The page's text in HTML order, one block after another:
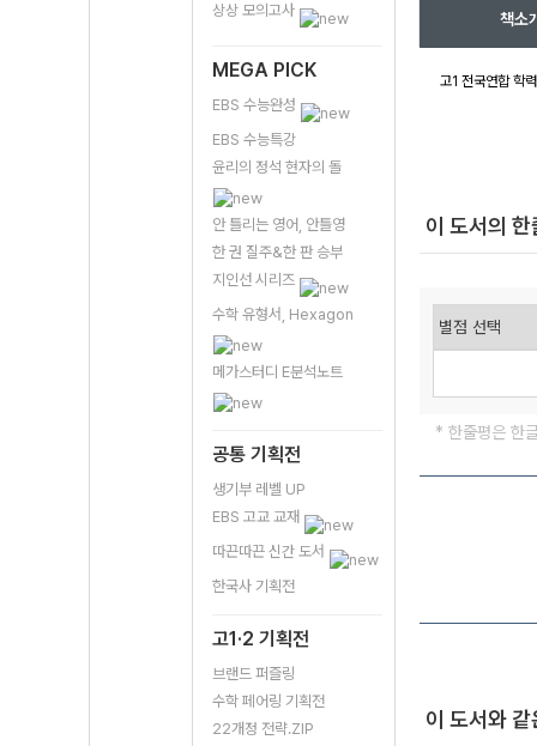
상상 모의고사
MEGA PICK
EBS 수능완성
EBS 수능특강
윤리의 정석 현자의 돌
안 틀리는 영어, 안틀영
한 권 질주&한 판 승부
지인선 시리즈
수학 유형서, Hexagon
메가스터디 E분석노트
공통 기획전
생기부 레벨 UP
EBS 고교 교재
따끈따끈 신간 도서
한국사 기획전
고1·2 기획전
브랜드 퍼즐링
수학 페어링 기획전
22개정 전략.ZIP
책소
고1 전국연합 학
이 도서의 한
* 한줄평은 한
이 도서와